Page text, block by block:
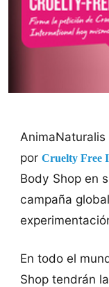
por Cruelty Free
Body Shop en
campaña
En todo el
Shop tendrán